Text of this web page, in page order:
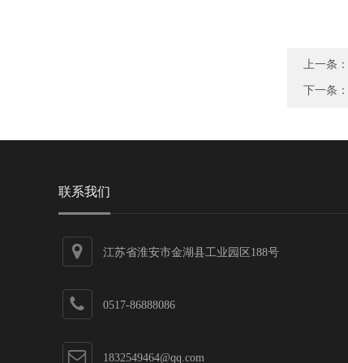
上一条：
下一条：
联系我们
江苏省淮安市金湖县工业园区188号
0517-86888086
1832549464@qq.com